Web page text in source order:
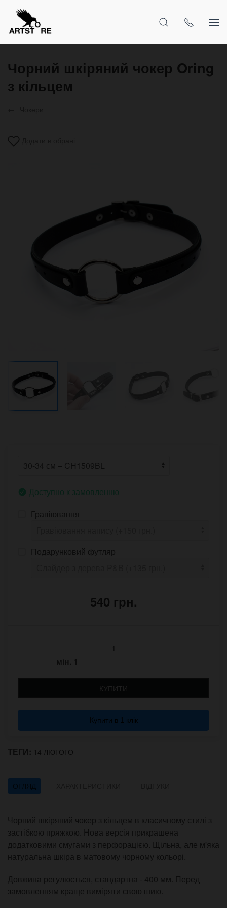
Чорний шкіряний чокер Oring
з кільцем
Доступно к замовленню
Гравіювання
Подарунковий футляр
540 грн.
мін. 1
КУПИТИ
Купити в 1 клік
ТЕГИ: 14 ЛЮТОГО
ОГЛЯД
Чорний шкіряний чокер з кільцем в класичному стилі з
застібкою пряжкою. Нова версія прикрашена
додатковими смугами з перфорацією. Щільна, але м'яка
натуральна шкіра в матовому чорному кольорі.
Довжина регулюється, стандартна - 400 мм. Перед
замовленням краще виміряти свою шию.